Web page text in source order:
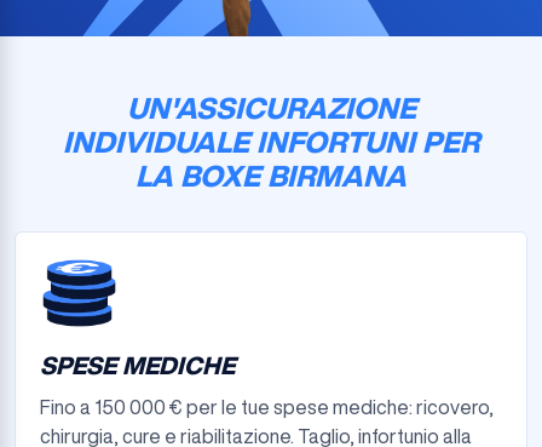
UN'ASSICURAZIONE
INDIVIDUALE INFORTUNI PER
LA BOXE BIRMANA
SPESE MEDICHE
Fino a 150 000 € per le tue spese mediche: ricovero,
chirurgia, cure e riabilitazione. Taglio, infortunio alla